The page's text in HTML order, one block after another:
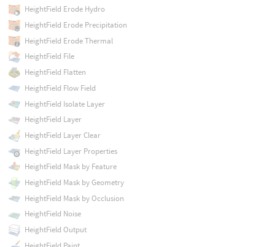
HeightField Erode Hydro
HeightField Erode Precipitation
HeightField Erode Thermal
HeightField File
HeightField Flatten
HeightField Flow Field
HeightField Isolate Layer
HeightField Layer
HeightField Layer Clear
HeightField Layer Properties
HeightField Mask by Feature
HeightField Mask by Geometry
HeightField Mask by Occlusion
HeightField Noise
HeightField Output